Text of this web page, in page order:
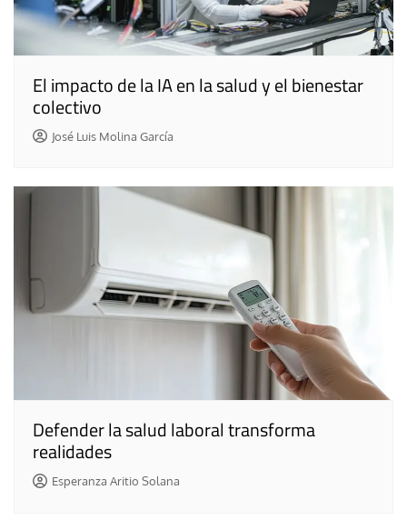
El impacto de la IA en la salud y el bienestar
colectivo
José Luis Molina García
Defender la salud laboral transforma
realidades
Esperanza Aritio Solana